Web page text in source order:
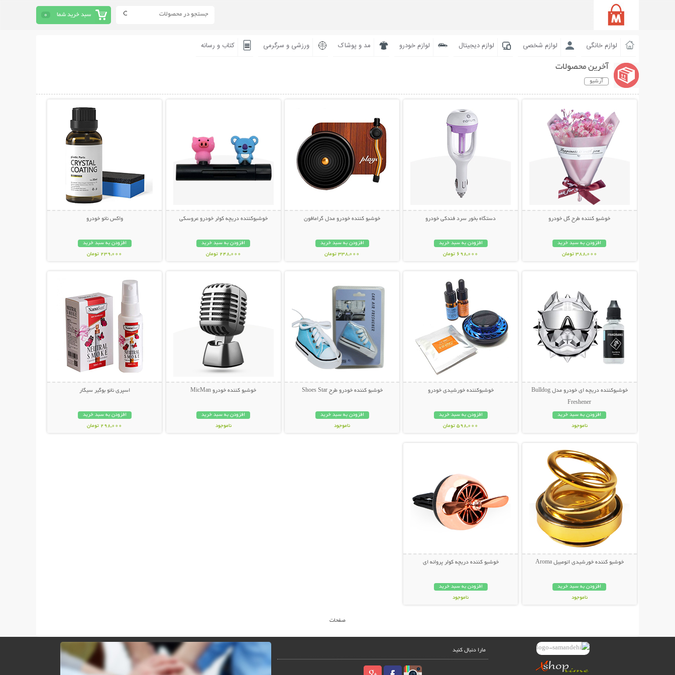
سبد خرید شما 0
لوازم خانگی لوازم شخصی لوازم دیجیتال لوازم خودرو مد و پوشاک ورزشی و سرگرمی کتاب و رسانه
آخرین محصولات
آرشیو
خوشبو کننده طرح گل خودرو
افزودن به سبد خرید
388,000 تومان
دستگاه بخور سرد فندکی خودرو
افزودن به سبد خرید
698,000 تومان
خوشبو کننده خودرو مدل گرامافون
افزودن به سبد خرید
338,000 تومان
خوشبوکننده دریچه کولر خودرو عروسکی
افزودن به سبد خرید
248,000 تومان
واکس نانو خودرو
افزودن به سبد خرید
239,000 تومان
خوشبوکننده دریچه ای خودرو مدل Bulldog
Freshener
افزودن به سبد خرید
ناموجود
خوشبوکننده خورشیدی خودرو
افزودن به سبد خرید
598,000 تومان
خوشبو کننده خودرو طرح Shoes Star
افزودن به سبد خرید
ناموجود
خوشبو کننده خودرو MicMan
افزودن به سبد خرید
ناموجود
اسپری نانو بوگیر سیگار
افزودن به سبد خرید
298,000 تومان
خوشبو کننده خورشیدی اتومبیل Aroma
افزودن به سبد خرید
ناموجود
خوشبو کننده دریچه کولر پروانه ای
افزودن به سبد خرید
ناموجود
صفحات
مارا دنبال کنید